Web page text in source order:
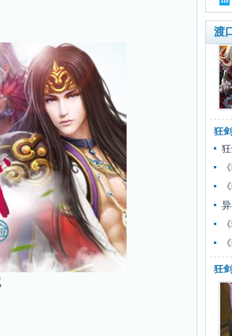
渡
狂
狂